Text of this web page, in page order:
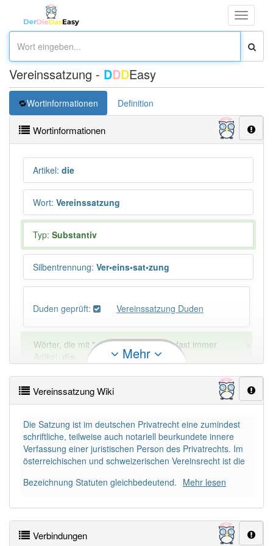
Toggle
Vereinssatzung - DDDEasy
Wortinformationen Definition
Wortinformationen
Artikel: die
Wort: Vereinssatzung
Typ: Substantiv
Silbentrennung: Ver•eins•sat•zung
Duden geprüft: Vereinssatzung Duden
Wörter, die mit "-ung" enden, haben fast immer
Artikel:
die
Ausnahmen
Beispiele
DIE:11 043
DAS:2Ausnahmen Beispiele
PowerIndex:3
Mehr
Vereinssatzung Wiki
Die Satzung ist im deutschen Privatrecht eine zumindest
schriftliche, teilweise auch notariell beurkundete innere
Verfassung einer juristischen Person des Privatrechts. Im
österreichischen und schweizerischen Vereinsrecht ist die
Bezeichnung Statuten gleichbedeutend. Mehr lesen
Verbindungen